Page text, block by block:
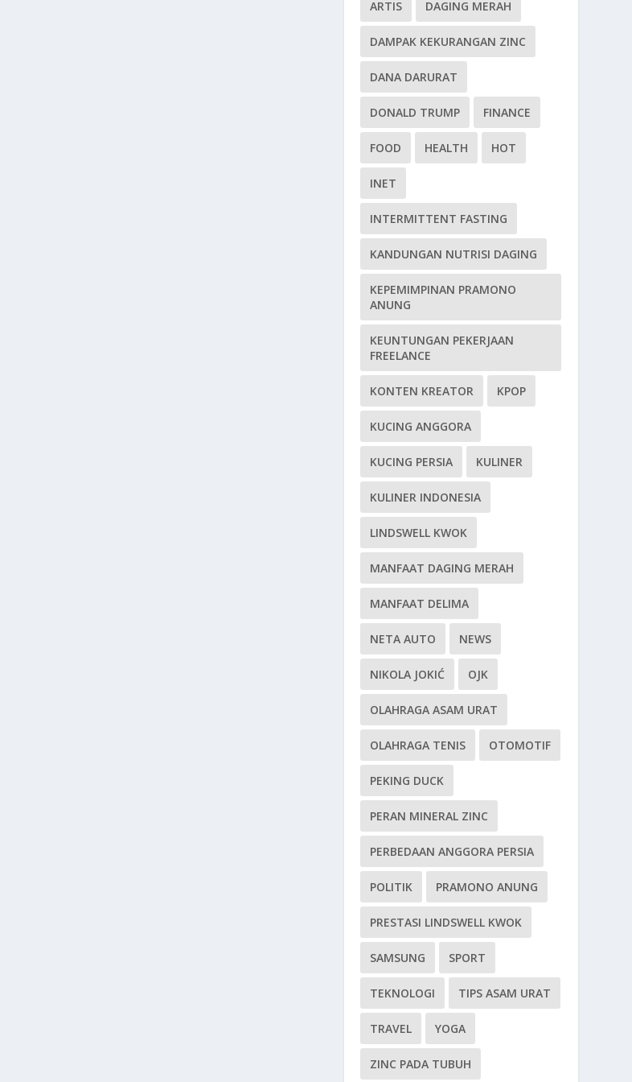
ARTIS DAGING MERAH
DAMPAK KEKURANGAN ZINC
DANA DARURAT
DONALD TRUMP FINANCE
FOOD HEALTH HOT
INET
INTERMITTENT FASTING
KANDUNGAN NUTRISI DAGING
KEPEMIMPINAN PRAMONO
ANUNG
KEUNTUNGAN PEKERJAAN
FREELANCE
KONTEN KREATOR KPOP
KUCING ANGGORA
KUCING PERSIA KULINER
KULINER INDONESIA
LINDSWELL KWOK
MANFAAT DAGING MERAH
MANFAAT DELIMA
NETA AUTO NEWS
NIKOLA JOKIĆ OJK
OLAHRAGA ASAM URAT
OLAHRAGA TENIS OTOMOTIF
PEKING DUCK
PERAN MINERAL ZINC
PERBEDAAN ANGGORA PERSIA
POLITIK PRAMONO ANUNG
PRESTASI LINDSWELL KWOK
SAMSUNG SPORT
TEKNOLOGI TIPS ASAM URAT
TRAVEL YOGA
ZINC PADA TUBUH